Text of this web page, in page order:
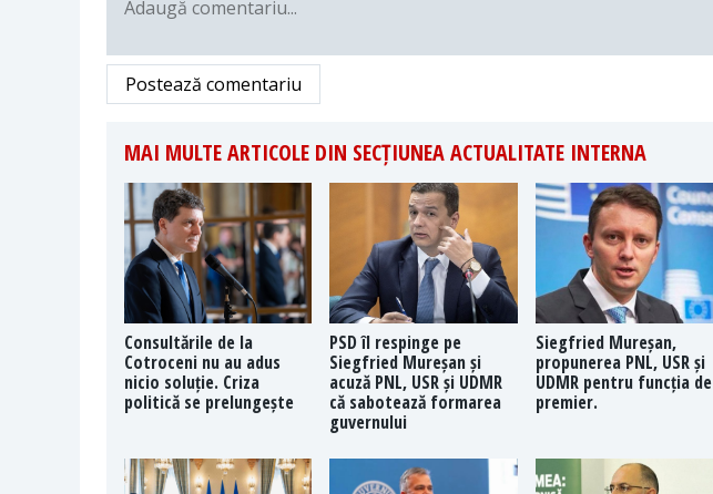
Postează comentariu
MAI MULTE ARTICOLE DIN SECȚIUNEA ACTUALITATE INTERNA
Consultările de la
Cotroceni nu au adus
nicio soluție. Criza
politică se prelungește
PSD îl respinge pe
Siegfried Mureșan și
acuză PNL, USR și UDMR
că sabotează formarea
guvernului
Siegfried Mureșan,
propunerea PNL, USR și
UDMR pentru funcția de
premier.